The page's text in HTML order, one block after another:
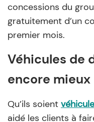
concessions du
gratuitement d’un
premier mois.
Véhicules de
encore mieux
Qu’ils soient
aidé les clients à